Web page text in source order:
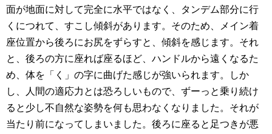
面が地面に対して完全に水平ではなく、タンデム部分に行
くにつれて、すこし傾斜があります。そのため、メイン着
座位置から後ろにお尻をずらすと、傾斜を感じます。それ
と、後ろの方に座れば座るほど、ハンドルから遠くなるた
め、体を「く」の字に曲げた感じが強いられます。しか
し、人間の適応力とは恐ろしいもので、ずーっと乗り続け
ると少し不自然な姿勢を何も思わなくなりました。それが
当たり前になってしまいました。後ろに座ると足つきが悪